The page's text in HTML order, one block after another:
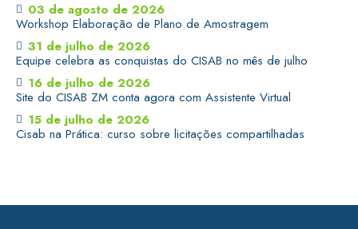
03 de agosto de 2026
Workshop Elaboração de Plano de Amostragem
31 de julho de 2026
Equipe celebra as conquistas do CISAB no mês de julho
16 de julho de 2026
Site do CISAB ZM conta agora com Assistente Virtual
15 de julho de 2026
Cisab na Prática: curso sobre licitações compartilhadas